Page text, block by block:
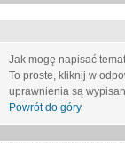
Jak mogę napisać
To proste, kliknij w
uprawnienia są
Powrót do góry